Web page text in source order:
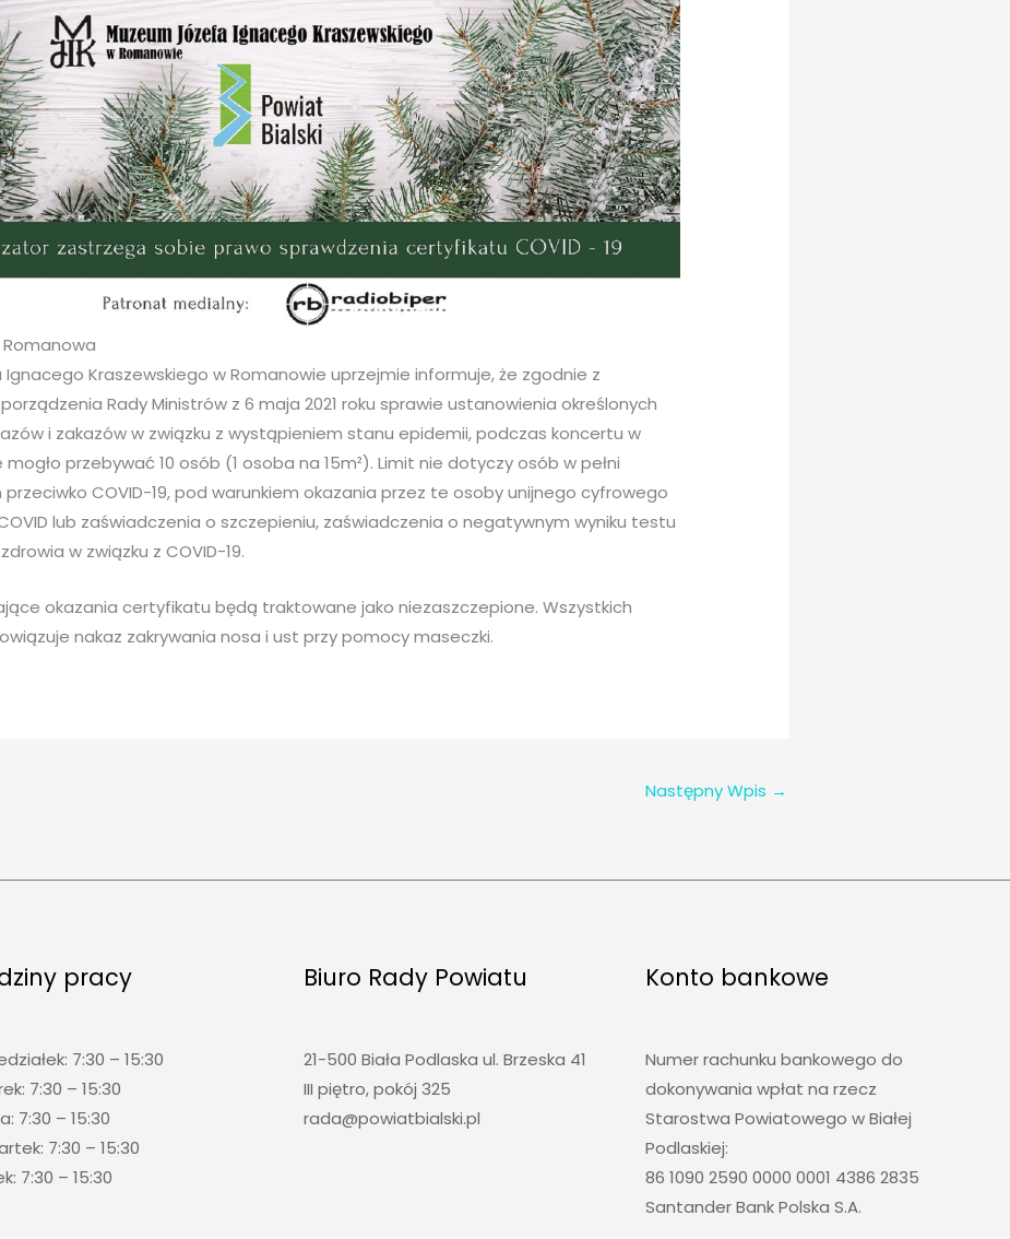
Kraszewskiego w Romanowie uprzejmie informuje, że zgodnie z
Rady Ministrów z 6 maja 2021 roku sprawie ustanowienia określonych
i zakazów w związku z wystąpieniem stanu epidemii, podczas koncertu w
przebywać 10 osób (1 osoba na 15m²). Limit nie dotyczy osób w pełni
COVID-19, pod warunkiem okazania przez te osoby unijnego cyfrowego
lub zaświadczenia o szczepieniu, zaświadczenia o negatywnym wyniku testu
w związku z COVID-19.
okazania certyfikatu będą traktowane jako niezaszczepione. Wszystkich
nakaz zakrywania nosa i ust przy pomocy maseczki.
Następny Wpis →
pracy
7:30 – 15:30
7:30 – 15:30
7:30 – 15:30
7:30 – 15:30
7:30 – 15:30
Biuro Rady Powiatu
21-500 Biała Podlaska ul. Brzeska 41
III piętro, pokój 325
rada@powiatbialski.pl
Konto bankowe
Numer rachunku bankowego do
dokonywania wpłat na rzecz
Starostwa Powiatowego w Białej
Podlaskiej:
86 1090 2590 0000 0001 4386 2835
Santander Bank Polska S.A.